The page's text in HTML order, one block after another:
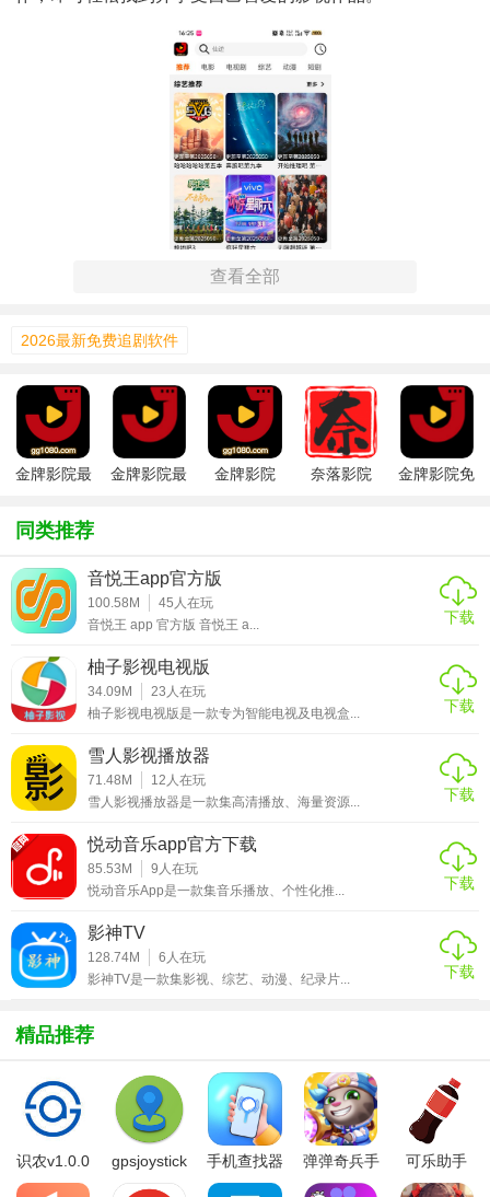
金牌影院2026新版本功能
1. 智能推荐：根据用户的观影历史与偏好，提供个性化的影
片推荐。
2. 高清画质：支持多种清晰度选择，包括高清、蓝光等，适
3. 多平台同步：支持手机、平板、电视等多设备同步观看，
无缝切换。
4. 离线下载：支持影片离线下载，随时随地观看。
金牌影院2026新版本亮点
1. 丰富资源库：拥有庞大的影视资源库，涵盖全球各类影视
作品。
时间观看最新内容。
3. 无广告观看：提供无广告观影体验，让用户更加专注地享
受影片。
4. 个性化设置：支持自定义皮肤、播放设置等，打造个性化
金牌影院2026新版本用法
1. 下载安装：从官方网站或应用商店下载最新版本并安装。
2. 注册登录：使用手机号或第三方账号注册并登录。
3. 搜索影片：在首页或分类页面搜索想要观看的影片。
查看全部
2026最新免费追剧软件
金牌影院最
金牌影院最
金牌影院
奈落影院
金牌影院免
同类推荐
音悦王app官方版
100.58M 45 人在玩
音悦王 app 官方版 音悦王 a...
下载
柚子影视电视版
34.09M 23 人在玩
柚子影视电视版是一款专为智能电视及电视盒...
下载
雪人影视播放器
71.48M 12 人在玩
雪人影视播放器是一款集高清播放、海量资源...
下载
悦动音乐app官方下载
85.53M 9 人在玩
悦动音乐App是一款集音乐播放、个性化推...
下载
影神TV
128.74M 6 人在玩
影神TV是一款集影视、综艺、动漫、纪录片...
下载
精品推荐
识农v1.0.0
gpsjoystick
手机查找器
app
弹弹奇兵手
游免费版
可乐助手
5.26版本